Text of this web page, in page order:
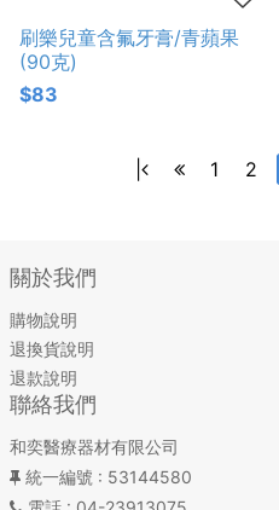
刷樂兒童含氟牙膏/青蘋果
(90克)
$83
| 1 2
關於我們
購物說明
退換貨說明
退款說明
聯絡我們
和奕醫療器材有限公司
統一編號 : 53144580